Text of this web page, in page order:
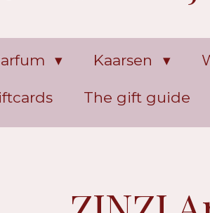
Kaarsen
The gift guide